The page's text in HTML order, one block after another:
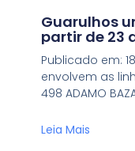
Guarulhos
partir de 23
Publicado em:
envolvem as
498 ADAMO
Leia Mais